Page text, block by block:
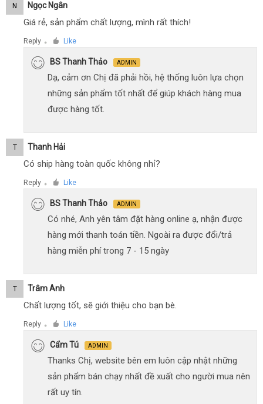
N Ngọc Ngân
Giá rẻ, sản phẩm chất lượng, mình rất thích!
Reply ● Like
BS Thanh Thảo ADMIN
Dạ, cảm ơn Chị đã phải hồi, hệ thống luôn lựa chọn
những sản phẩm tốt nhất để giúp khách hàng mua
được hàng tốt.
T Thanh Hải
Có ship hàng toàn quốc không nhỉ?
Reply ● Like
BS Thanh Thảo ADMIN
Có nhé, Anh yên tâm đặt hàng online ạ, nhận được
hàng mới thanh toán tiền. Ngoài ra được đổi/trả
hàng miễn phí trong 7 - 15 ngày
T Trâm Anh
Chất lượng tốt, sẽ giới thiệu cho bạn bè.
Reply ● Like
Cẩm Tú ADMIN
Thanks Chị, website bên em luôn cập nhật những
sản phẩm bán chạy nhất đề xuất cho người mua nên
rất uy tín.